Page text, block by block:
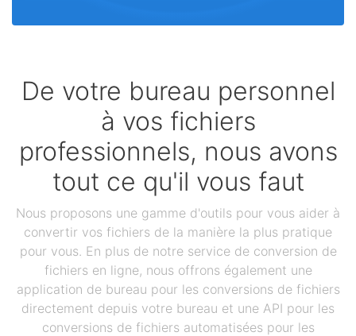
De votre bureau personnel
à vos fichiers
professionnels, nous avons
tout ce qu'il vous faut
Nous proposons une gamme d'outils pour vous aider à
convertir vos fichiers de la manière la plus pratique
pour vous. En plus de notre service de conversion de
fichiers en ligne, nous offrons également une
application de bureau pour les conversions de fichiers
directement depuis votre bureau et une API pour les
conversions de fichiers automatisées pour les